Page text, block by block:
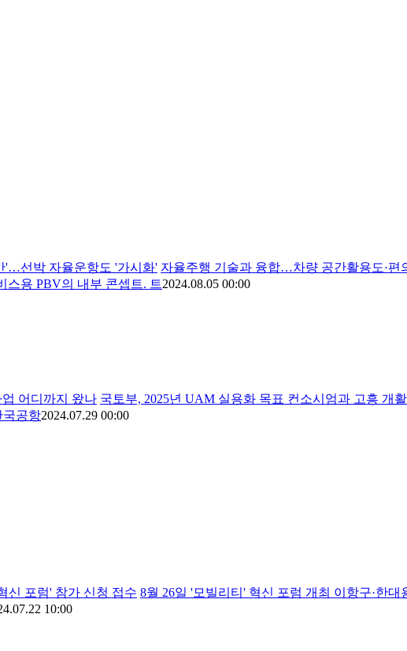
'…선박 자율운항도 '가시화' 자율주행 기술과 융합…차량 공간활용도·편
스용 PBV의 내부 콘셉트. 트2024.08.05 00:00
어디까지 왔나 국토부, 2025년 UAM 실용화 목표 컨소시엄과 고흥 개
국공항2024.07.29 00:00
신 포럼' 참가 신청 접수 8월 26일 '모빌리티' 혁신 포럼 개최 이항구·한
10:00